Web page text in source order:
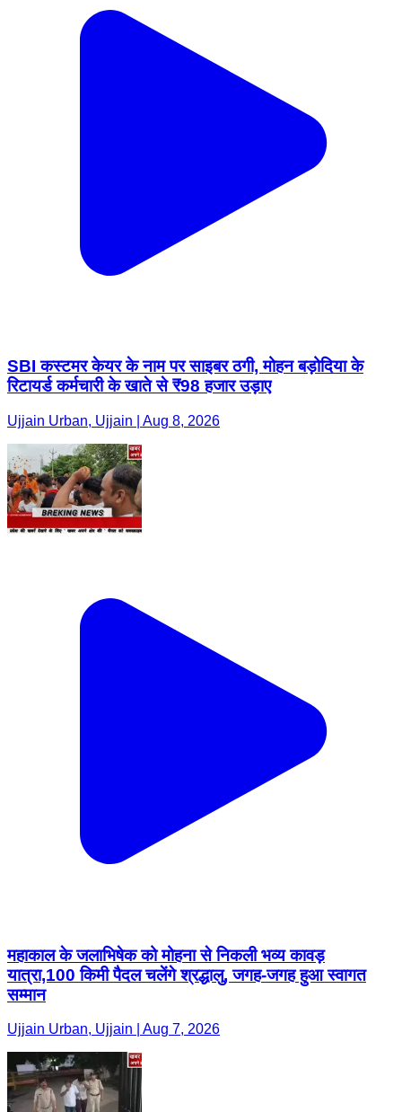
SBI कस्टमर केयर के नाम पर साइबर ठगी, मोहन बड़ोदिया के
रिटायर्ड कर्मचारी के खाते से ₹98 हजार उड़ाए
Ujjain Urban, Ujjain | Aug 8, 2026
महाकाल के जलाभिषेक को मोहना से निकली भव्य कावड़
यात्रा,100 किमी पैदल चलेंगे श्रद्धालु, जगह-जगह हुआ स्वागत
सम्मान
Ujjain Urban, Ujjain | Aug 7, 2026